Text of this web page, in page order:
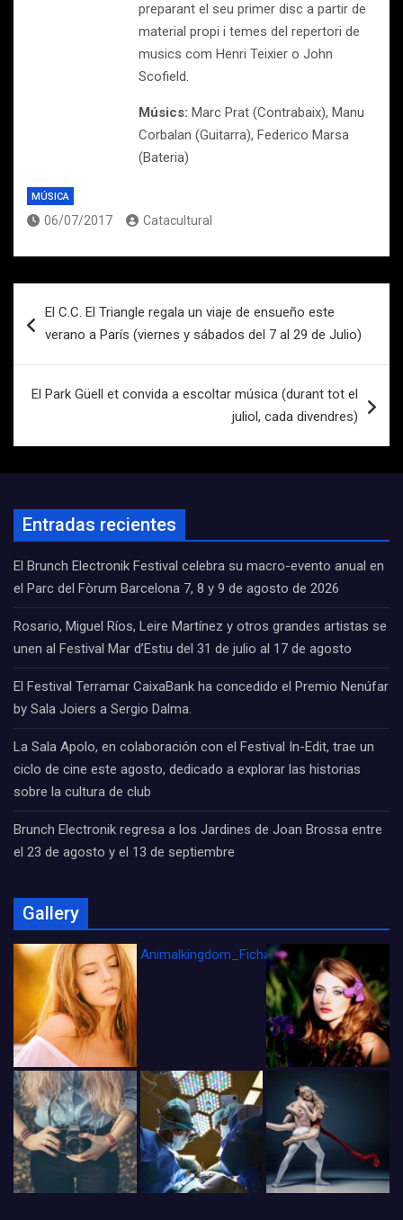
preparant el seu primer disc a partir de
material propi i temes del repertori de
musics com Henri Teixier o John
Scofield.
Músics: Marc Prat (Contrabaix), Manu
Corbalan (Guitarra), Federico Marsa
(Bateria)
MÚSICA
06/07/2017 Catacultural
de
El C.C. El Triangle regala un viaje de ensueño este
verano a París (viernes y sábados del 7 al 29 de Julio)
El Park Güell et convida a escoltar música (durant tot el
juliol, cada divendres)
Entradas recientes
El Brunch Electronik Festival celebra su macro-evento anual en
el Parc del Fòrum Barcelona 7, 8 y 9 de agosto de 2026
Rosario, Miguel Ríos, Leire Martínez y otros grandes artistas se
unen al Festival Mar d’Estiu del 31 de julio al 17 de agosto
El Festival Terramar CaixaBank ha concedido el Premio Nenúfar
by Sala Joiers a Sergio Dalma.
La Sala Apolo, en colaboración con el Festival In-Edit, trae un
ciclo de cine este agosto, dedicado a explorar las historias
sobre la cultura de club
Brunch Electronik regresa a los Jardines de Joan Brossa entre
el 23 de agosto y el 13 de septiembre
Gallery
Animalkingdom_FichaCine